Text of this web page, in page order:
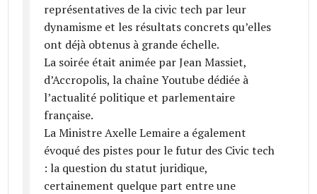
représentatives de la civic tech par leur
dynamisme et les résultats concrets qu’elles
ont déjà obtenus à grande échelle.
La soirée était animée par Jean Massiet,
d’Accropolis, la chaîne Youtube dédiée à
l’actualité politique et parlementaire
française.
La Ministre Axelle Lemaire a également
évoqué des pistes pour le futur des Civic tech
: la question du statut juridique,
certainement quelque part entre une